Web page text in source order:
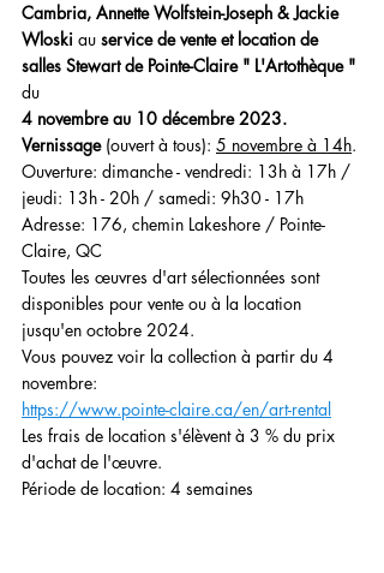
Cambria, Annette Wolfstein-Joseph & Jackie
Wloski au service de vente et location de
salles Stewart de Pointe-Claire " L'Artothèque "
du
4 novembre au 10 décembre 2023.
Vernissage (ouvert à tous): 5 novembre à 14h.
Ouverture: dimanche - vendredi: 13h à 17h /
jeudi: 13h - 20h / samedi: 9h30 - 17h
Adresse: 176, chemin Lakeshore / Pointe-
Claire, QC
Toutes les œuvres d'art sélectionnées sont
disponibles pour vente ou à la location
jusqu'en octobre 2024.
Vous pouvez voir la collection à partir du 4
novembre:
https://www.pointe-claire.ca/en/art-rental
Les frais de location s'élèvent à 3 % du prix
d'achat de l'œuvre.
Période de location: 4 semaines